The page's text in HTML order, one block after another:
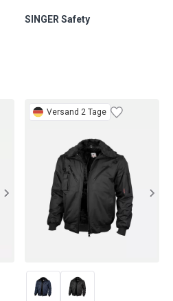
SINGER Safety
Versand 2 Tage